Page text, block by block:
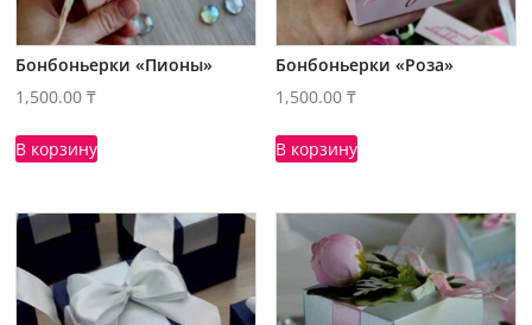
Бонбоньерки «Пионы»
1,500.00₸
В корзину
Бонбоньерки «Роза»
1,500.00₸
В корзину